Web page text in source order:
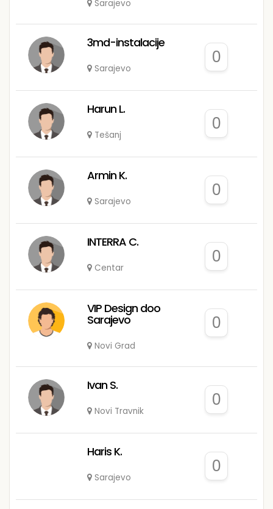
Sarajevo
3md-instalacije
Sarajevo
0
Harun L.
Tešanj
0
Armin K.
Sarajevo
0
INTERRA C.
Centar
0
VIP Design doo
Sarajevo
Novi Grad
0
Ivan S.
Novi Travnik
0
Haris K.
Sarajevo
0